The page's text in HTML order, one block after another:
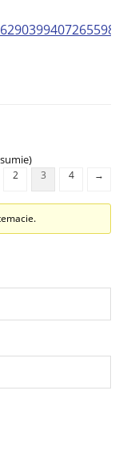
2 3 4 →